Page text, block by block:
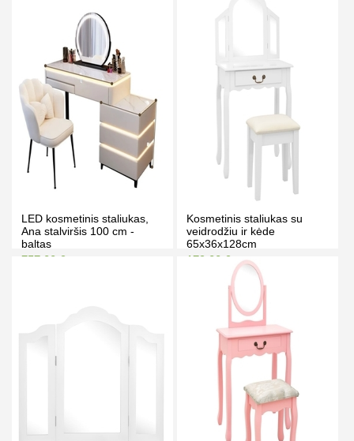
Kaina prisijungus
PIRKTI
Kaina prisijungus
LED kosmetinis staliukas,
Ana stalviršis 100 cm -
baltas
757.00 €
Kosmetinis staliukas su
veidrodžiu ir kėde
65x36x128cm
179.00 €
Kaina prisijungus
189.00 €
PIRKTI